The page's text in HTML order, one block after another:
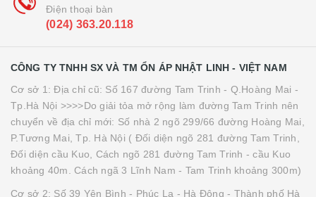
Điện thoại bàn
(024) 363.20.118
CÔNG TY TNHH SX VÀ TM ỔN ÁP NHẬT LINH - VIỆT NAM
Cơ sở 1: Địa chỉ cũ: Số 167 đường Tam Trinh - Q.Hoàng Mai -
Tp.Hà Nội >>>>Do giải tỏa mở rộng làm đường Tam Trinh nên
chuyển về địa chỉ mới: Số nhà 2 ngõ 299/66 đường Hoàng Mai,
P.Tương Mai, Tp. Hà Nội ( Đối diện ngõ 281 đường Tam Trinh,
Đối diện cầu Kuo, Cách ngõ 281 đường Tam Trinh - cầu Kuo
khoảng 40m. Cách ngã 3 Lĩnh Nam - Tam Trinh khoảng 300m)
Cơ sở 2: Số 39 Yên Bình - Phúc La - Hà Đông - Thành phố Hà